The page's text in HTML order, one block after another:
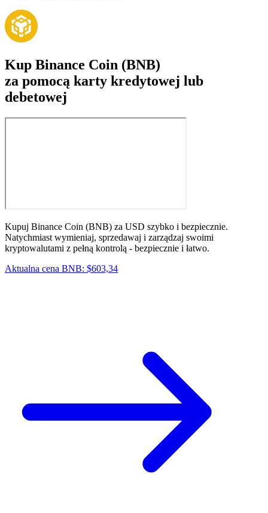
Kup Binance Coin (BNB)
za pomocą karty kredytowej lub
debetowej
Kupuj Binance Coin (BNB) za USD szybko i bezpiecznie.
Natychmiast wymieniaj, sprzedawaj i zarządzaj swoimi
kryptowalutami z pełną kontrolą - bezpiecznie i łatwo.
Aktualna cena BNB: $603,34